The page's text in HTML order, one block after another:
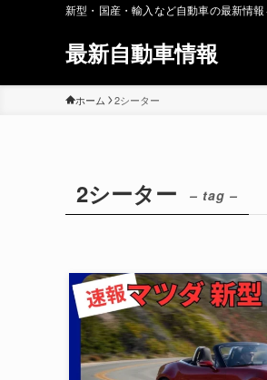
新型・国産・輸入など自動車の最新情
最新自動車情報
ホーム 2シーター
2シーター – tag –